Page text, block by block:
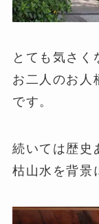
とても気さく
お二人のお人
です。
続いては歴史
枯山水を背景